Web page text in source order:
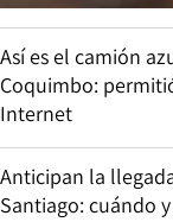
Así es el camión
Coquimbo:
Internet
Anticipan la
Santiago: cuándo